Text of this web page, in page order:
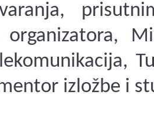
organizatora,
izložbe i